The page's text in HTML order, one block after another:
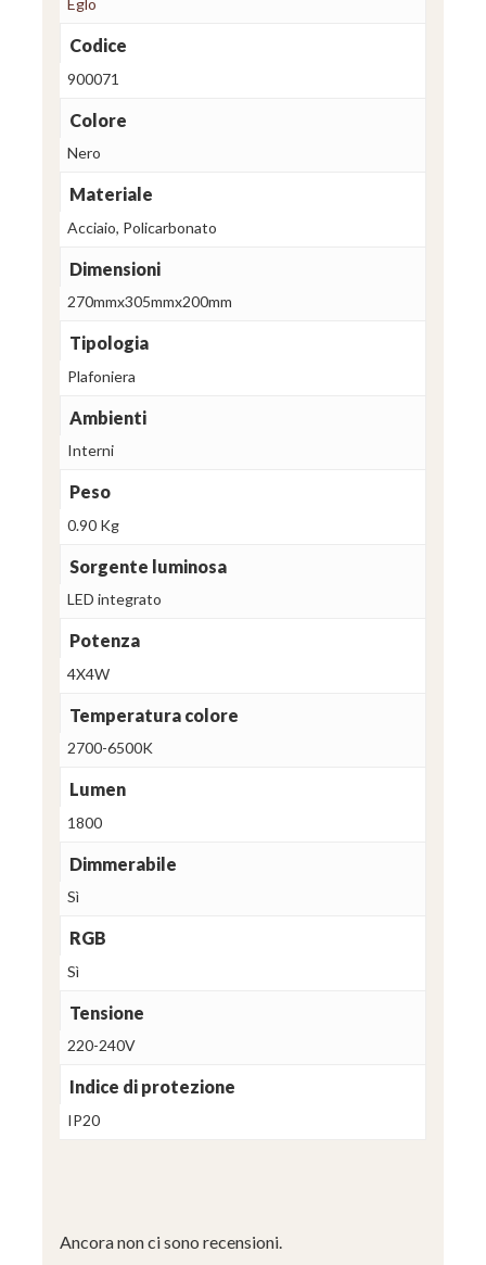
Eglo
Codice
900071
Colore
Nero
Materiale
Acciaio, Policarbonato
Dimensioni
270mmx305mmx200mm
Tipologia
Plafoniera
Ambienti
Interni
Peso
0.90 Kg
Sorgente luminosa
LED integrato
Potenza
4X4W
Temperatura colore
2700-6500K
Lumen
1800
Dimmerabile
Sì
RGB
Sì
Tensione
220-240V
Indice di protezione
IP20
Ancora non ci sono recensioni.